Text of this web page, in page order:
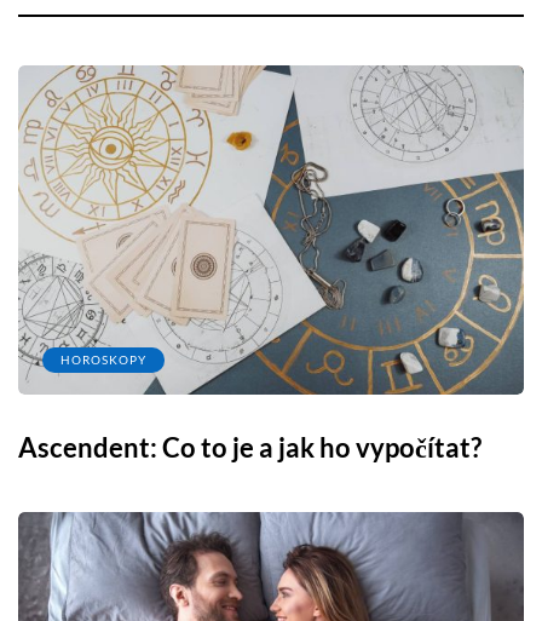
HOROSKOPY
Ascendent: Co to je a jak ho vypočítat?